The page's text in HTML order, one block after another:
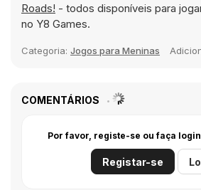
Roads! - todos disponíveis para
no Y8 Games.
Categoria: Jogos para Meninas
COMENTÁRIOS
Por favor, registe-se ou faça
Registar-se